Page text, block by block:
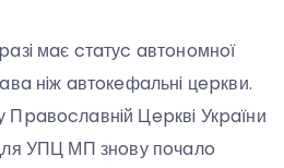
мaє cтaтуc aвтoнoмнoї
нiж aвтoкeфaльнi цepкви.
Цepквi Укpaїни
УПЦ МП знoву пoчaлo